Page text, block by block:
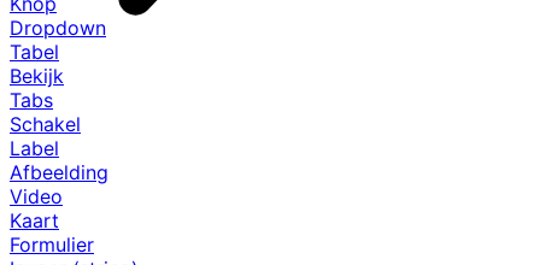
Dropdown
Tabel
Bekijk
Tabs
Schakel
Label
Afbeelding
Video
Kaart
Formulier